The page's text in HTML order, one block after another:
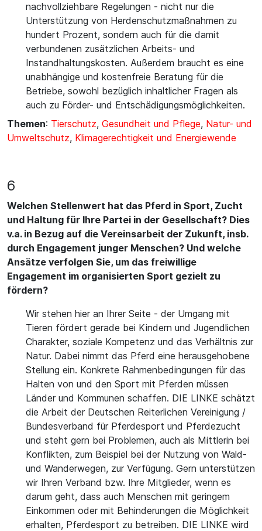
nachvollziehbare Regelungen - nicht nur die
Unterstützung von Herdenschutzmaßnahmen zu
hundert Prozent, sondern auch für die damit
verbundenen zusätzlichen Arbeits- und
Instandhaltungskosten. Außerdem braucht es eine
unabhängige und kostenfreie Beratung für die
Betriebe, sowohl bezüglich inhaltlicher Fragen als
auch zu Förder- und Entschädigungsmöglichkeiten.
Themen: Tierschutz, Gesundheit und Pflege, Natur- und
Umweltschutz, Klimagerechtigkeit und Energiewende
6
Welchen Stellenwert hat das Pferd in Sport, Zucht
und Haltung für Ihre Partei in der Gesellschaft? Dies
v.a. in Bezug auf die Vereinsarbeit der Zukunft, insb.
durch Engagement junger Menschen? Und welche
Ansätze verfolgen Sie, um das freiwillige
Engagement im organisierten Sport gezielt zu
fördern?
Wir stehen hier an Ihrer Seite - der Umgang mit
Tieren fördert gerade bei Kindern und Jugendlichen
Charakter, soziale Kompetenz und das Verhältnis zur
Natur. Dabei nimmt das Pferd eine herausgehobene
Stellung ein. Konkrete Rahmenbedingungen für das
Halten von und den Sport mit Pferden müssen
Länder und Kommunen schaffen. DIE LINKE schätzt
die Arbeit der Deutschen Reiterlichen Vereinigung /
Bundesverband für Pferdesport und Pferdezucht
und steht gern bei Problemen, auch als Mittlerin bei
Konflikten, zum Beispiel bei der Nutzung von Wald-
und Wanderwegen, zur Verfügung. Gern unterstützen
wir Ihren Verband bzw. Ihre Mitglieder, wenn es
darum geht, dass auch Menschen mit geringem
Einkommen oder mit Behinderungen die Möglichkeit
erhalten, Pferdesport zu betreiben. DIE LINKE wird